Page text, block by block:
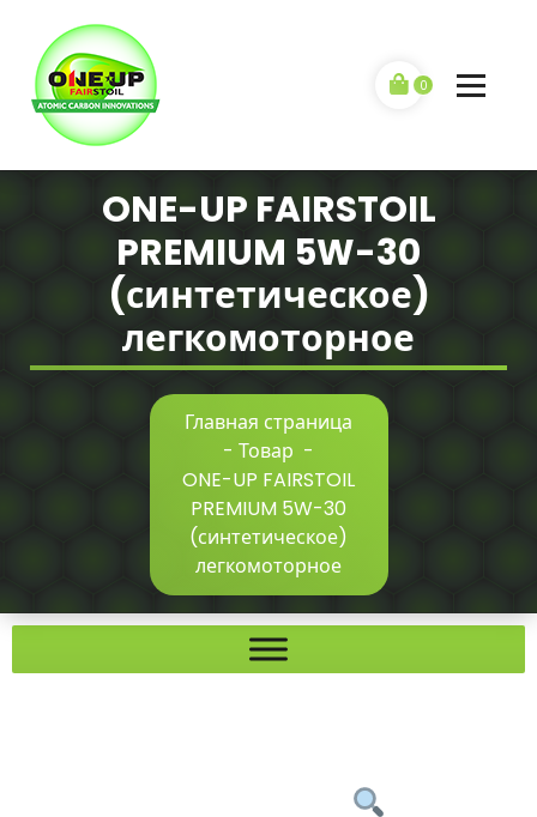
0
ONE-UP FAIRSTOIL
PREMIUM 5W-30
(синтетическое)
легкомоторное
Главная страница
- Товар -
ONE-UP FAIRSTOIL
PREMIUM 5W-30
(синтетическое)
легкомоторное